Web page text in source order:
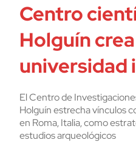
Centro
Holguín
universidad
El Centro de
Holguín estrecha vínculos
en Roma, Italia, como
estudios arqueológicos